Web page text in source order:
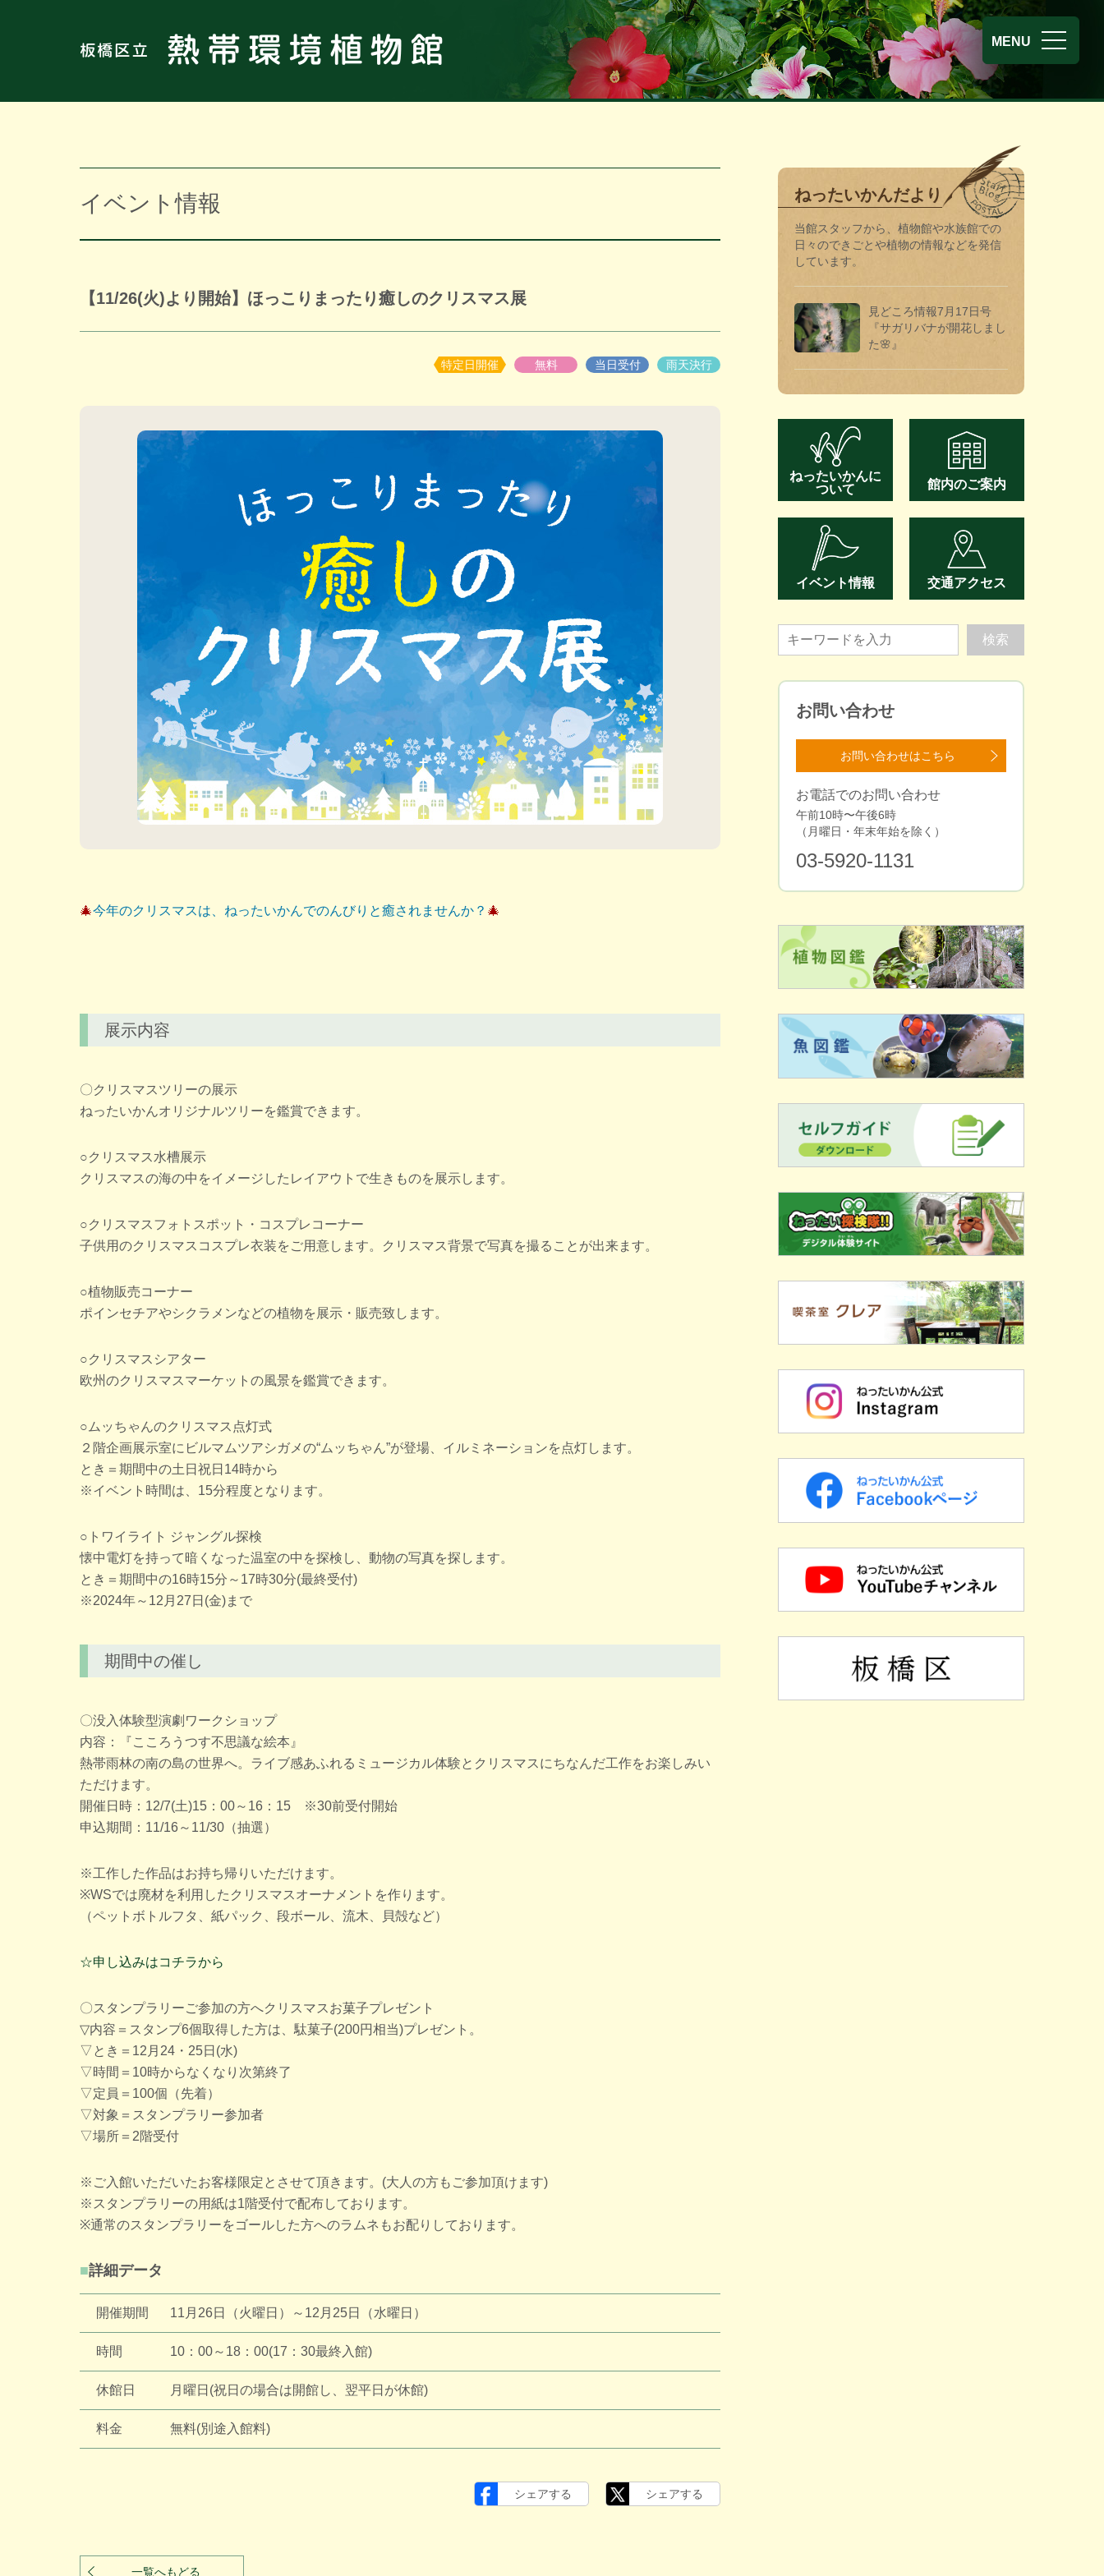
板橋区立 熱帯環境植
MENU
イベント情報
【11/26(火)より開始】ほっこりまったり癒しのクリスマス展
特定日開催 無料 当日受付 雨天決行
🎄今年のクリスマスは、ねったいかんでのんびりと癒されませんか？ 🎄
展示内容
〇クリスマスツリーの展示
ねったいかんオリジナルツリーを鑑賞できます。
○クリスマス水槽展示
クリスマスの海の中をイメージしたレイアウトで生きものを展示します。
○クリスマスフォトスポット・コスプレコーナー
子供用のクリスマスコスプレ衣装をご用意します。クリスマス背景で写真を撮ることが出来ます。
○植物販売コーナー
ポインセチアやシクラメンなどの植物を展示・販売致します。
○クリスマスシアター
欧州のクリスマスマーケットの風景を鑑賞できます。
○ムッちゃんのクリスマス点灯式
２階企画展示室にビルマムツアシガメの“ムッちゃん”が登場、イルミネーションを点灯します。
とき＝期間中の土日祝日14時から
※イベント時間は、15分程度となります。
○トワイライト ジャングル探検
懐中電灯を持って暗くなった温室の中を探検し、動物の写真を探します。
とき＝期間中の16時15分～17時30分(最終受付)
※2024年～12月27日(金)まで
期間中の催し
〇没入体験型演劇ワークショップ
内容：『こころうつす不思議な絵本』
熱帯雨林の南の島の世界へ。ライブ感あふれるミュージカル体験とクリスマスにちなんだ工作をお楽しみい
ただけます。
開催日時：12/7(土)15：00～16：15 ※30前受付開始
申込期間：11/16～11/30（抽選）
※工作した作品はお持ち帰りいただけます。
※WSでは廃材を利用したクリスマスオーナメントを作ります。
（ペットボトルフタ、紙パック、段ボール、流木、貝殻など）
☆申し込みはコチラから
〇スタンプラリーご参加の方へクリスマスお菓子プレゼント
▽内容＝スタンプ6個取得した方は、駄菓子(200円相当)プレゼント。
▽とき＝12月24・25日(水)
▽時間＝10時からなくなり次第終了
▽定員＝100個（先着）
▽対象＝スタンプラリー参加者
▽場所＝2階受付
※ご入館いただいたお客様限定とさせて頂きます。(大人の方もご参加頂けます)
※スタンプラリーの用紙は1階受付で配布しております。
※通常のスタンプラリーをゴールした方へのラムネもお配りしております。
詳細データ
開催期間 11月26日（火曜日）～12月25日（水曜日）
時間 10：00～18：00(17：30最終入館)
休館日 月曜日(祝日の場合は開館し、翌平日が休館)
料金 無料(別途入館料)
シェアする シェアする
一覧へもどる
ねったいかんだより
当館スタッフから、植物館や水族館での
日々のできごとや植物の情報などを発信
しています。
見どころ情報7月17日号
『サガリバナが開花しまし
た🌸』
ねったいかんに
ついて
館内のご案内
イベント情報 交通アクセス
お問い合わせ
お問い合わせはこちら
お電話でのお問い合わせ
午前10時〜午後6時
（⽉曜⽇・年末年始を除く）
03-5920-1131